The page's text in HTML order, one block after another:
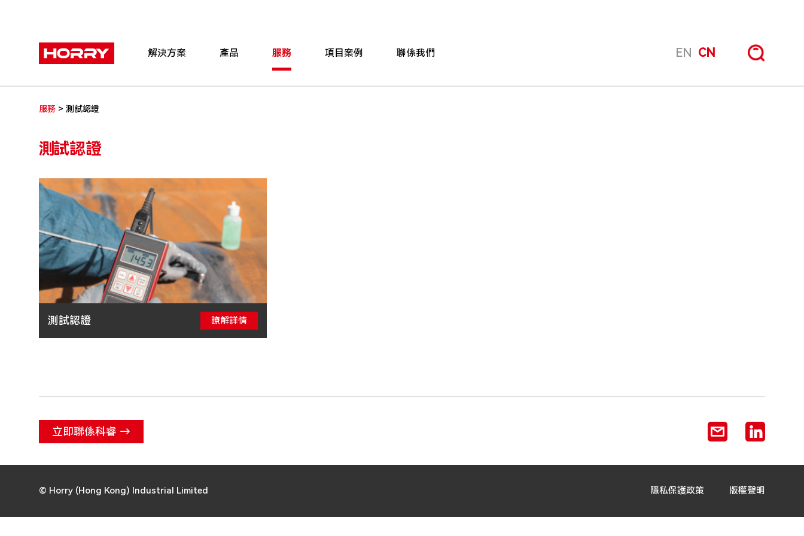
解決方案 產品 服務 項目案例 聯係我們 EN CN
服務> 測試認證
測試認證
測試認證 瞭解詳情
立即聯係科睿 →
© Horry (Hong Kong) Industrial Limited 隱私保護政策 版權聲明